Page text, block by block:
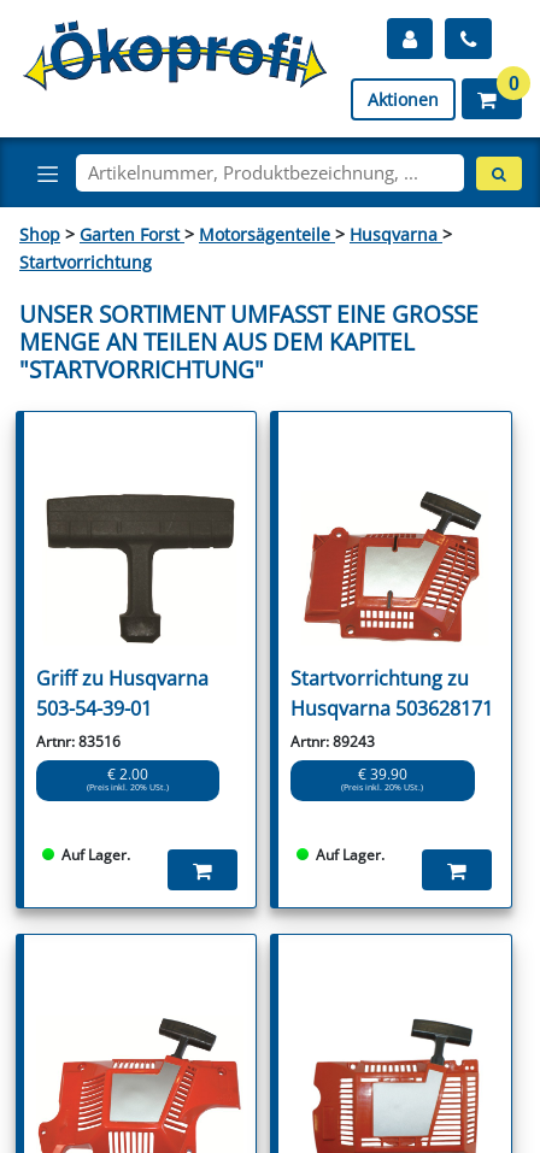
Aktionen
0
Shop > Garten Forst> Motorsägenteile > Husqvarna >
Startvorrichtung
UNSER SORTIMENT UMFASST EINE GROSSE M
ENGE AN TEILEN AUS DEM KAPITEL "
STARTVORRICHTUNG"
Griff zu Husqvarna
503-54-39-01
Artnr: 83516
€ 2.00
(Preis inkl. 20% USt.)
Auf Lager.
Startvorrichtung zu
Husqvarna 503628171
Artnr: 89243
€ 39.90
(Preis inkl. 20% USt.)
Auf Lager.